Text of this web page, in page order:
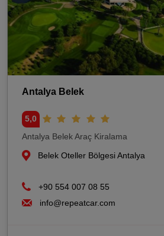
Antalya Belek
5,0
Antalya Belek Araç Kiralama
Belek Oteller Bölgesi Antalya
+90 554 007 08 55
info@repeatcar.com